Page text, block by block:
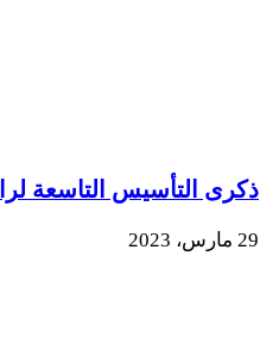
ذكرى التأسيس التاسعة
29 مارس، 2023